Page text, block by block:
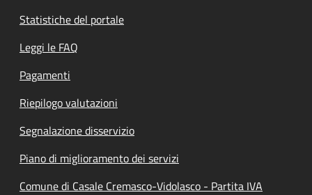
Statistiche del portale
Leggi le FAQ
Pagamenti
Riepilogo valutazioni
Segnalazione disservizio
Piano di miglioramento dei servizi
Comune di Casale Cremasco-Vidolasco - Partita IVA